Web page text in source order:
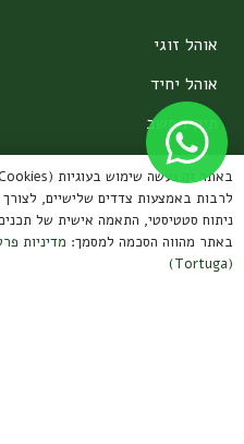
אוהל זוגי
אוהל יחיד
תיק מחשב
תיקי טיולים 60 ליטר
תיקים מתקפלים
ערכות קפה
לרבות באמצעות צדדים שלישיים,
ניתוח סטטיסטי, התאמה אישית של
באתר מהווה הסכמה למסמך: מדיניות
(Tortuga)